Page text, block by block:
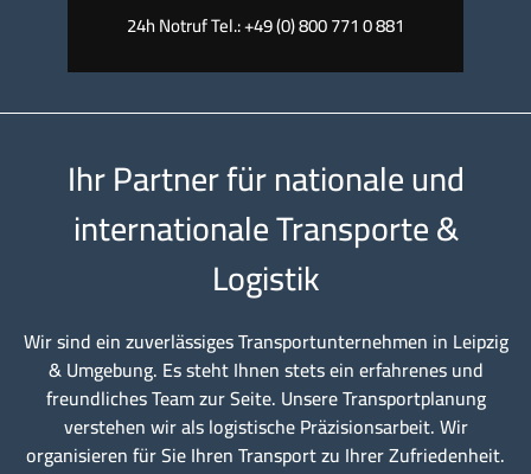
24h Notruf Tel.: +49 (0) 800 771 0 881
Ihr Partner für nationale und
internationale Transporte &
Logistik
Wir sind ein zuverlässiges Transportunternehmen in Leipzig
& Umgebung. Es steht Ihnen stets ein erfahrenes und
freundliches Team zur Seite. Unsere Transportplanung
verstehen wir als logistische Präzisionsarbeit. Wir
organisieren für Sie Ihren Transport zu Ihrer Zufriedenheit.